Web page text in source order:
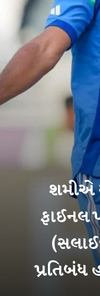
શમીએ
ફાઈનલ
પ્રતિબંધ